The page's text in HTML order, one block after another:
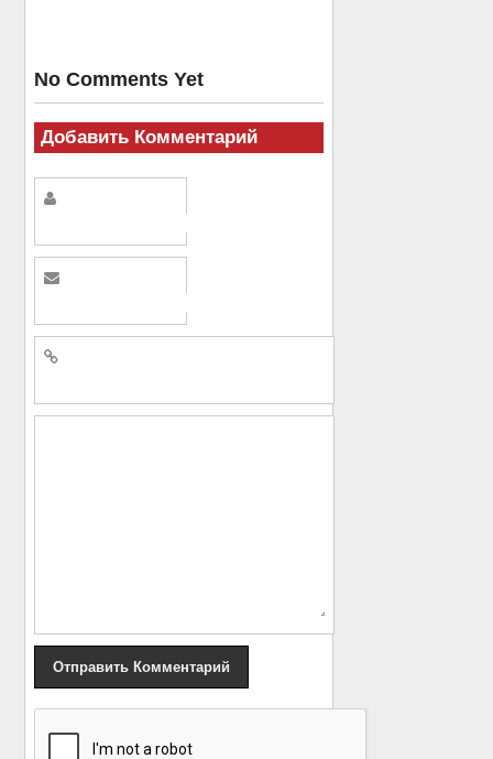
No Comments Yet
Добавить Комментарий
15 забавных